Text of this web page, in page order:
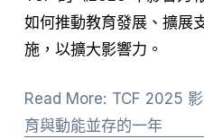
如何推動教育發展、擴展
施，以擴大影響力。
Read More: TCF 2025
育與動能並存的一年